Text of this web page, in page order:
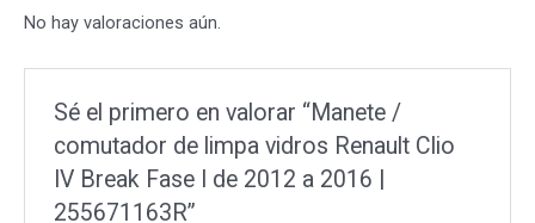
Break
Fase
No hay valoraciones aún.
Sé el primero en valorar “Manete /
comutador de limpa vidros Renault Clio
IV Break Fase I de 2012 a 2016 |
255671163R”